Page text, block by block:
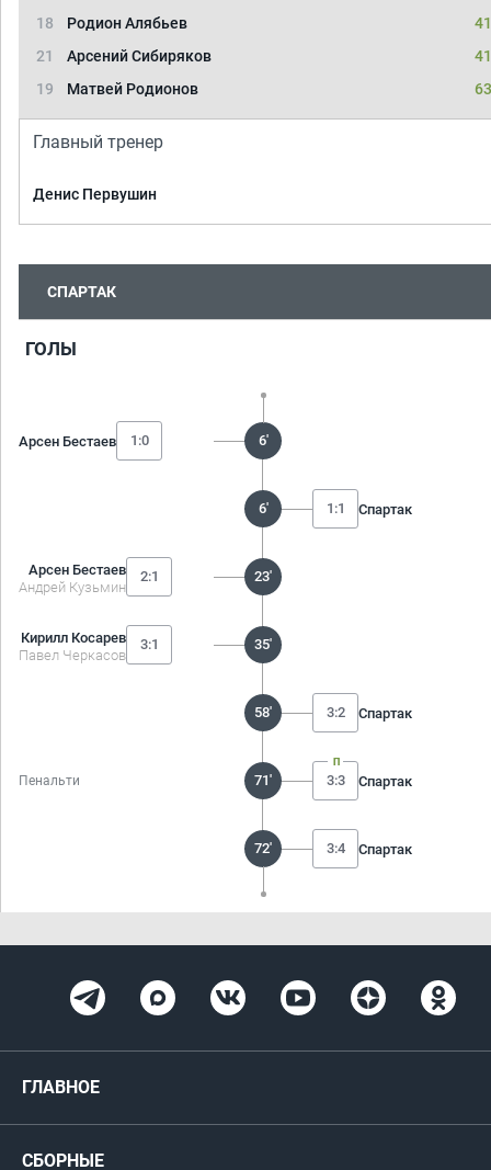
18
Родион Алябьев
21
Арсений Сибиряков
19
Матвей Родионов
Главный тренер
Денис Первушин
СПАРТАК
ГОЛЫ
Арсен Бестаев 1:0 6'
6' 1:1 Спартак
Арсен Бестаев
Андрей Кузьмин
2:1 23'
Кирилл Косарев
Павел Черкасов
3:1 35'
58' 3:2 Спартак
Пенальти 71' 3:3 Спартак
72' 3:4 Спартак
ГЛАВНОЕ
СБОРНЫЕ